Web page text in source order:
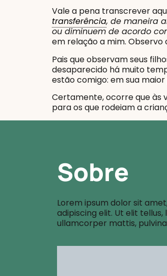
Vale a pena transcrever
transferência, de maneira
ou diminuem de acordo
em relação a mim. Observo
Pais que observam seus
desaparecido há muito
estão comigo: em sua
Certamente, ocorre que às
para os que rodeiam a
Sobre
Lorem ipsum dolor sit
adipiscing elit. Ut elit tellus,
ullamcorper mattis,